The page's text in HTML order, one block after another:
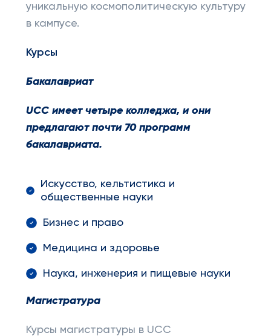
уникальную космополитическую культуру
в кампусе.
Курсы
Бакалавриат
UCCимеет четыре колледжа, и они
предлагают почти 70 программ
бакалавриата.
Искусство, кельтистика и
общественные науки
Бизнес и право
Медицина и здоровье
Наука, инженерия и пищевые науки
Магистратура
Курсы магистратуры в UCC